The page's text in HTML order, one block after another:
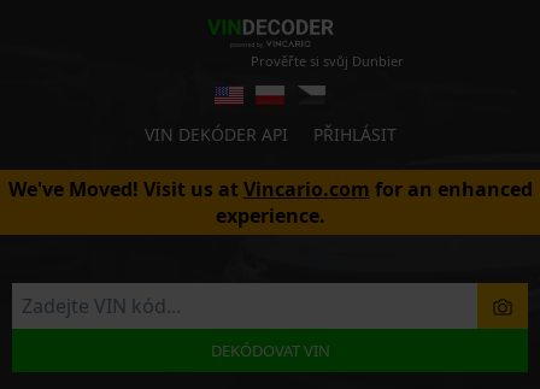
Prověřte si svůj Dunbier
VIN DEKÓDER API PŘIHLÁSIT
We've Moved! Visit us atVincario.com for an enhanced
experience.
DEKÓDOVAT VIN